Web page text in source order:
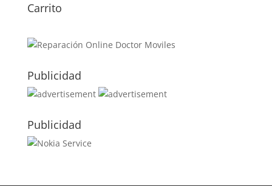
Carrito
Publicidad
Publicidad